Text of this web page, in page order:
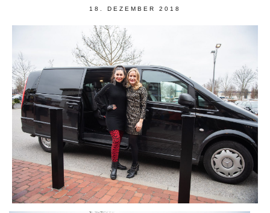
18. DEZEMBER 2018